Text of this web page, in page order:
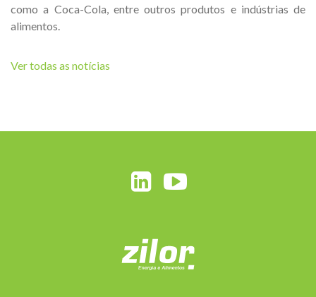
como a Coca-Cola, entre outros produtos e indústrias de
alimentos.
Ver todas as notícias